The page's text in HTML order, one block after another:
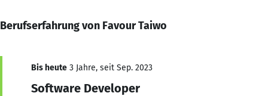
Berufserfahrung von Favour Taiwo
Bis heute 3 Jahre, seit Sep. 2023
Software Developer